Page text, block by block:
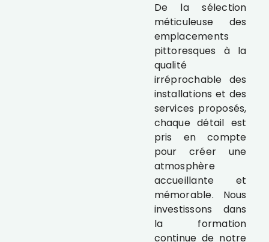
De la sélection
méticuleuse des
emplacements
pittoresques à la
qualité
irréprochable des
installations et des
services proposés,
chaque détail est
pris en compte
pour créer une
atmosphère
accueillante et
mémorable. Nous
investissons dans
la formation
continue de notre